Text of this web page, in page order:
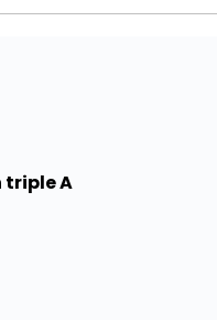
triple A